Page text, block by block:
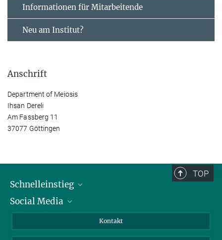
Informationen für Mitarbeitende
Neu am Institut?
Anschrift
Department of Meiosis
Ihsan Dereli
Am Fassberg 11
37077 Göttingen
TOP
Schnelleinstieg
Alumni
Social Media
Kontakt